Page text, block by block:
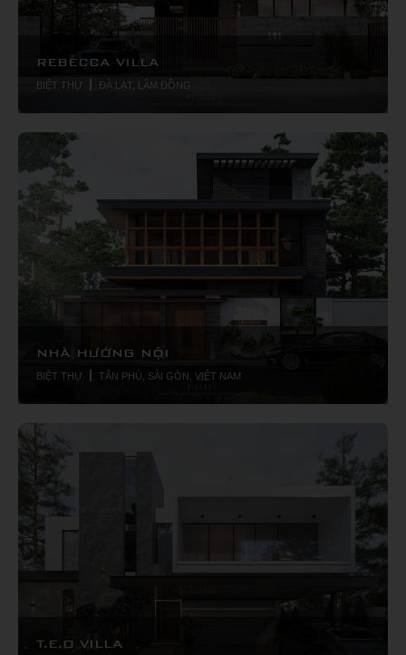
REBECCA VILLA
BIỆT THỰ ĐÀ LẠT, LÂM ĐỒNG
NHÀ HƯỚNG NỘI
BIỆT THỰ TÂN PHÚ, SÀI GÒN, VIỆT NAM
T.E.O VILLA